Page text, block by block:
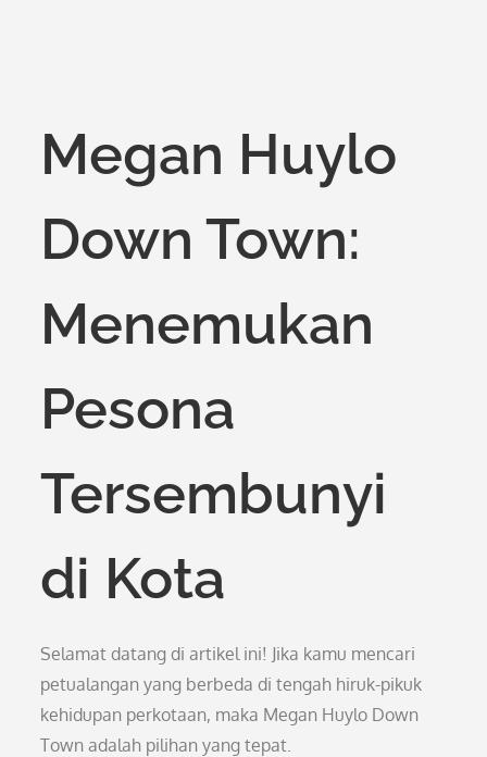
Megan Huylo
Down Town:
Menemukan
Pesona
Tersembunyi
di Kota
Selamat datang di artikel ini! Jika kamu mencari
petualangan yang berbeda di tengah hiruk-pikuk
kehidupan perkotaan, maka Megan Huylo Down
Town adalah pilihan yang tepat.